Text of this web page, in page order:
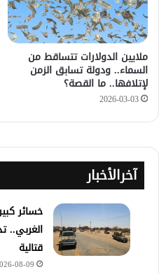
ملايين الدولارات تتساقط من
السماء.. ودولة تسابق الزمن
لإتلافها.. ما القصة؟
2026-03-03
آخرالأخبار
خسائر
قتالية
08-09